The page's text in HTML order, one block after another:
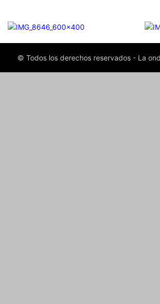
© Todos los derechos reservados - La